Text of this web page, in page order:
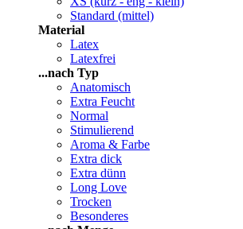
Standard (mittel)
Material
Latex
Latexfrei
...nach Typ
Anatomisch
Extra Feucht
Normal
Stimulierend
Aroma & Farbe
Extra dick
Extra dünn
Long Love
Trocken
Besonderes